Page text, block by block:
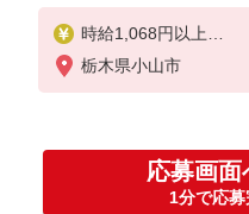
時給1,068円以上
試用期間中 時給1,068
ます。
栃木県小山市
応募画面
1分で応